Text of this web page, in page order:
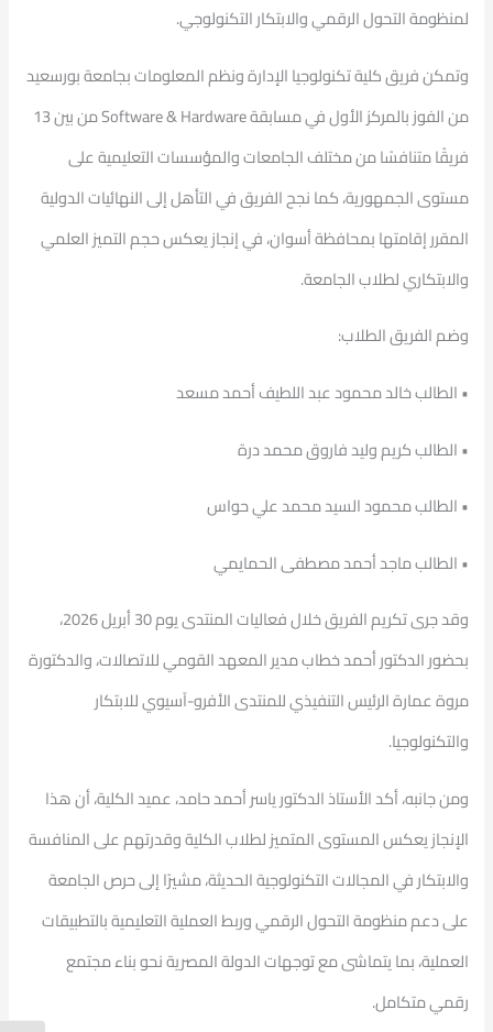
لمنظومة التحول الرقمي والابتكار التكنولوجي.
وتمكن فريق كلية تكنولوجيا الإدارة ونظم المعلومات بجامعة بورسعيد
من الفوز بالمركز الأول في مسابقة Software & Hardware من بين 13
فريقًا متنافسًا من مختلف الجامعات والمؤسسات التعليمية على
مستوى الجمهورية، كما نجح الفريق في التأهل إلى النهائيات الدولية
المقرر إقامتها بمحافظة أسوان، في إنجاز يعكس حجم التميز العلمي
والابتكاري لطلاب الجامعة.
وضم الفريق الطلاب:
• الطالب خالد محمود عبد اللطيف أحمد مسعد
• الطالب كريم وليد فاروق محمد درة
• الطالب محمود السيد محمد علي حواس
• الطالب ماجد أحمد مصطفى الحمايمي
وقد جرى تكريم الفريق خلال فعاليات المنتدى يوم 30 أبريل 2026،
بحضور الدكتور أحمد خطاب مدير المعهد القومي للاتصالات، والدكتورة
مروة عمارة الرئيس التنفيذي للمنتدى الأفرو-آسيوي للابتكار
والتكنولوجيا.
ومن جانبه، أكد الأستاذ الدكتور ياسر أحمد حامد، عميد الكلية، أن هذا
الإنجاز يعكس المستوى المتميز لطلاب الكلية وقدرتهم على المنافسة
والابتكار في المجالات التكنولوجية الحديثة، مشيرًا إلى حرص الجامعة
على دعم منظومة التحول الرقمي وربط العملية التعليمية بالتطبيقات
العملية، بما يتماشى مع توجهات الدولة المصرية نحو بناء مجتمع
رقمي متكامل.